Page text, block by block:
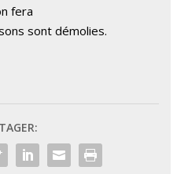
fera
sont démolies.